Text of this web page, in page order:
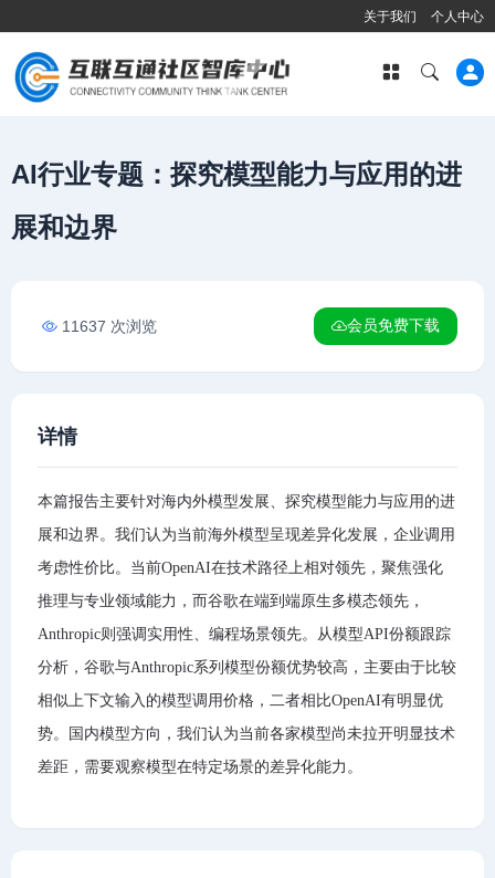
关于我们 个人中心
AI行业专题：探究模型能力与应用的进
展和边界
11637 次浏览 会员免费下载
详情
本篇报告主要针对海内外模型发展、探究模型能力与应用的进
展和边界。我们认为当前海外模型呈现差异化发展，企业调用
考虑性价比。当前OpenAI在技术路径上相对领先，聚焦强化
推理与专业领域能力，而谷歌在端到端原生多模态领先，
Anthropic则强调实用性、编程场景领先。从模型API份额跟踪
分析，谷歌与Anthropic系列模型份额优势较高，主要由于比较
相似上下文输入的模型调用价格，二者相比OpenAI有明显优
势。国内模型方向，我们认为当前各家模型尚未拉开明显技术
差距，需要观察模型在特定场景的差异化能力。